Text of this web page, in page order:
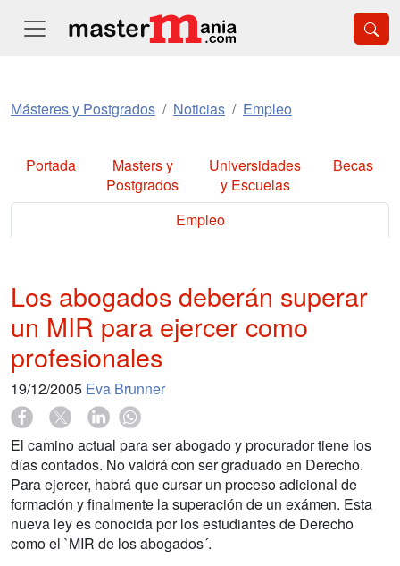
Másteres y Postgrados Noticias Empleo
Portada
Masters y
Postgrados
Universidades
y Escuelas
Becas
Empleo
Los abogados deberán superar
un MIR para ejercer como
profesionales
19/12/2005 Eva Brunner
El camino actual para ser abogado y procurador tiene los
días contados. No valdrá con ser graduado en Derecho.
Para ejercer, habrá que cursar un proceso adicional de
formación y finalmente la superación de un exámen. Esta
nueva ley es conocida por los estudiantes de Derecho
como el `MIR de los abogados´.